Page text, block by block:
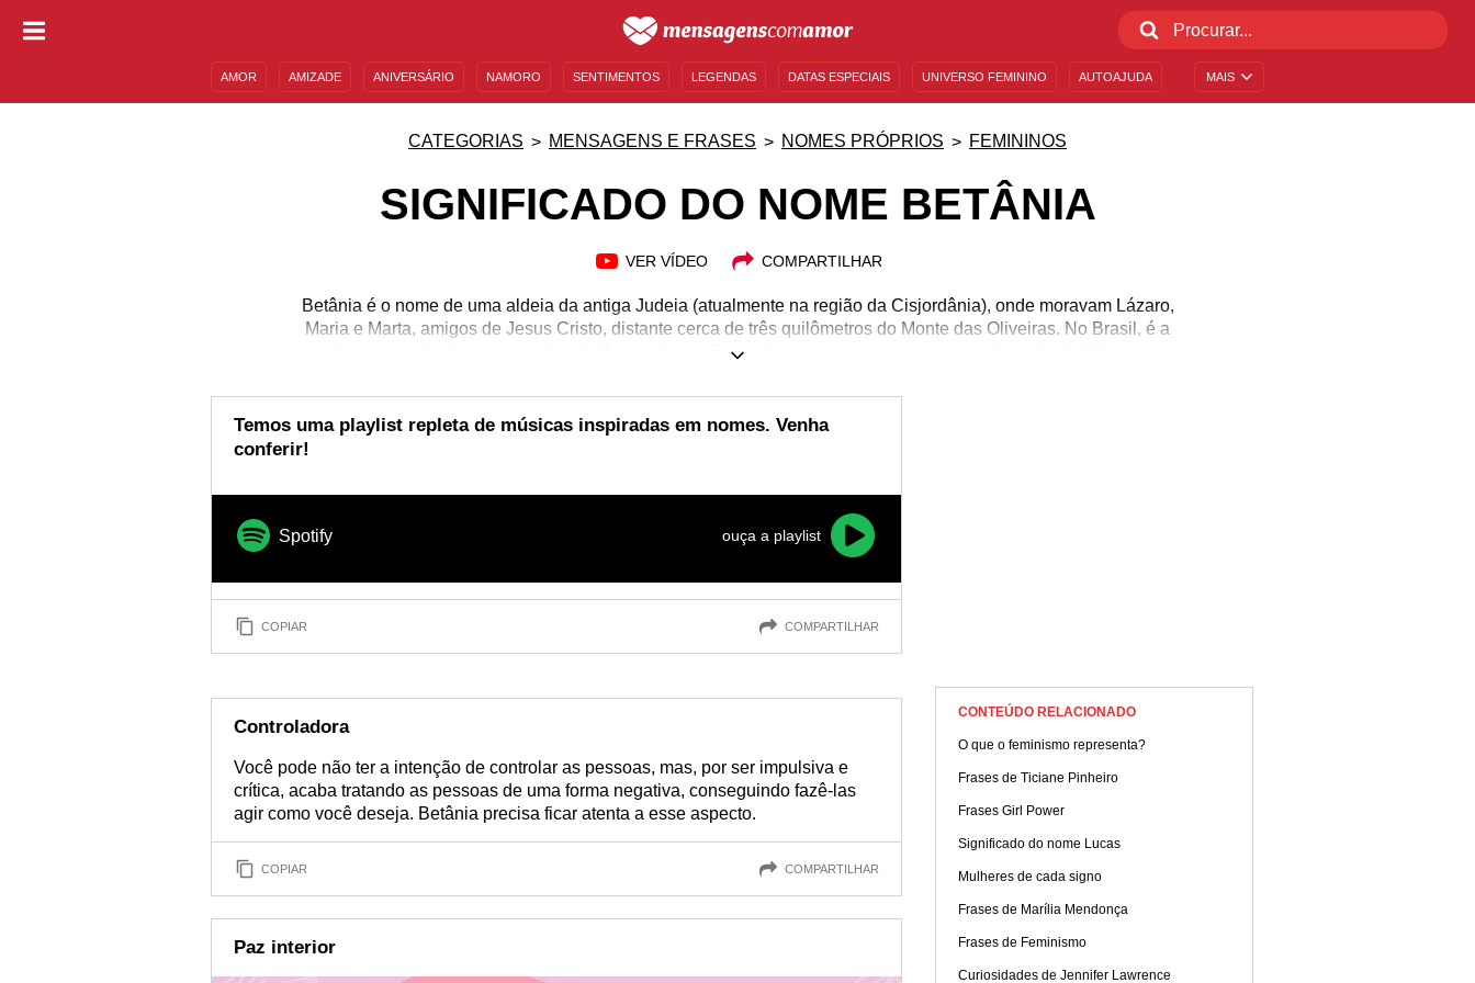
MAIS
AMOR AMIZADE ANIVERSÁRIO NAMORO SENTIMENTOS LEGENDAS DATAS ESPECIAIS UNIVERSO FEMININO AUTOAJUDA
CATEGORIAS MENSAGENS E FRASES NOMES PRÓPRIOS FEMININOS
SIGNIFICADO DO NOME BETÂNIA
VER VÍDEO COMPARTILHAR
Betânia é o nome de uma aldeia da antiga Judeia (atualmente na região da Cisjordânia), onde moravam Lázaro,
Maria e Marta, amigos de Jesus Cristo, distante cerca de três quilômetros do Monte das Oliveiras. No Brasil, é a
denominação de um município de Pernambuco. Contudo passou a ser nome pessoal no século XIX, em
sensibilidade, generosidade e paz interior são próprias de quem o possui. Ele representa uma mulher criativa,
introspectiva e perfeccionista. Romântica e leal, ela deseja viver uma grande história de amor. Se você já se
Temos uma playlist repleta de músicas inspiradas em nomes. Venha
conferir!
Spotify ouça a playlist
COPIAR COMPARTILHAR
Controladora
Você pode não ter a intenção de controlar as pessoas, mas, por ser impulsiva e
crítica, acaba tratando as pessoas de uma forma negativa, conseguindo fazê-las
agir como você deseja. Betânia precisa ficar atenta a esse aspecto.
COPIAR COMPARTILHAR
Paz interior
CONTEÚDO RELACIONADO
O que o feminismo representa?
Frases de Ticiane Pinheiro
Frases Girl Power
Significado do nome Lucas
Mulheres de cada signo
Frases de Marília Mendonça
Frases de Feminismo
Curiosidades de Jennifer Lawrence